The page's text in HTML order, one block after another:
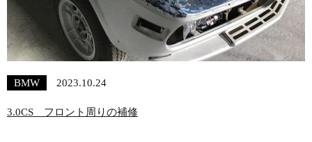
BMW 2023.10.24
3.0CS フロント周りの補修